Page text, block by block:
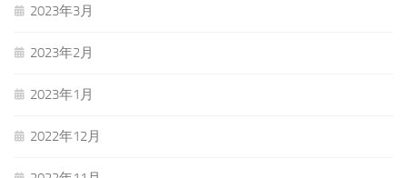
2023年3月
2023年2月
2023年1月
2022年12月